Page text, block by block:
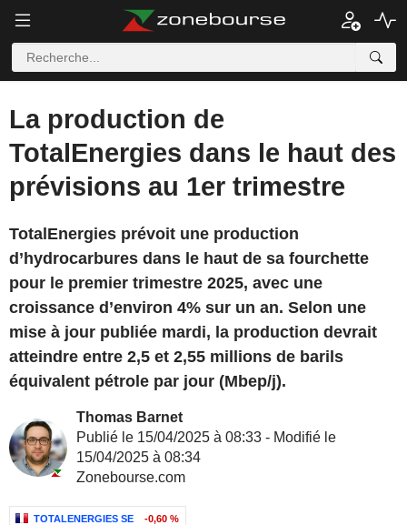
La production de
TotalEnergies dans le haut des
prévisions au 1er trimestre
TotalEnergies prévoit une production
d’hydrocarbures dans le haut de sa fourchette
pour le premier trimestre 2025, avec une
croissance d’environ 4% sur un an. Selon une
mise à jour publiée mardi, la production devrait
atteindre entre 2,5 et 2,55 millions de barils
équivalent pétrole par jour (Mbep/j).
Thomas Barnet
Publié le 15/04/2025 à 08:33 - Modifié le
15/04/2025 à 08:34
Zonebourse.com
TOTALENERGIES SE -0,60 %